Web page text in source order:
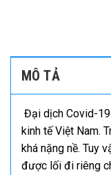
MÔ TẢ
Đại dịch Covid-
kinh tế Việt Nam.
khá nặng nề. Tuy
được lối đi riêng